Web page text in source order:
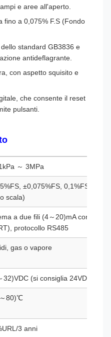
e aree all'aperto.
fino a 0,075% F.S (Fondo
standard GB3836 e
antideflagrante.
con aspetto squisito e
che consente il reset
pulsanti.
～ 3MPa
±0,075%FS, 0,1%FS,
scala)
a due fili (4～20)mA con
protocollo RS485
gas o vapore
32)VDC (si consiglia 24VDC)
80)℃
3 anni